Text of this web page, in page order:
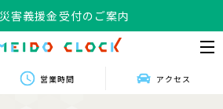
害義援金受付のご案内
営業時間 アクセス